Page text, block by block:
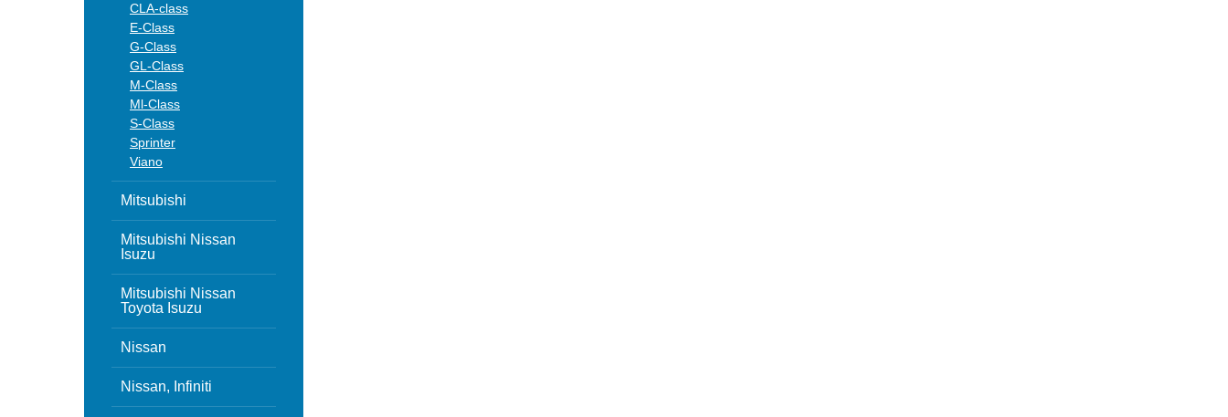
CLA-class
E-Class
G-Class
GL-Class
M-Class
Ml-Class
S-Class
Sprinter
Viano
Mitsubishi
Mitsubishi Nissan
Isuzu
Mitsubishi Nissan
Toyota Isuzu
Nissan
Nissan, Infiniti